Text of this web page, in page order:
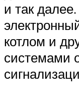
и так
котлом и
системами